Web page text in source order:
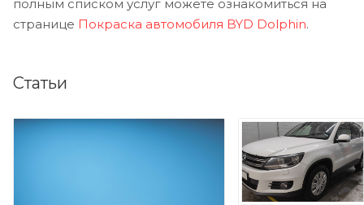
полным списком услуг можете ознакомиться на
странице Покраска автомобиля BYD Dolphin.
Статьи